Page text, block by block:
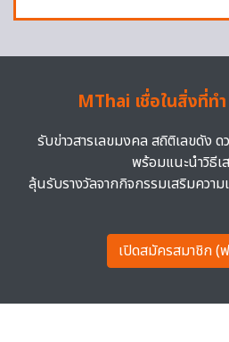
MThai เชื่อในสิ่งที่ท
รับข่าวสารเลขมงคล สถิติเลขดัง ด
พร้อมแนะนำวิธีเ
ลุ้นรับรางวัลจากกิจกรรมเสริมควา
เปิดสมัครสมาชิก (